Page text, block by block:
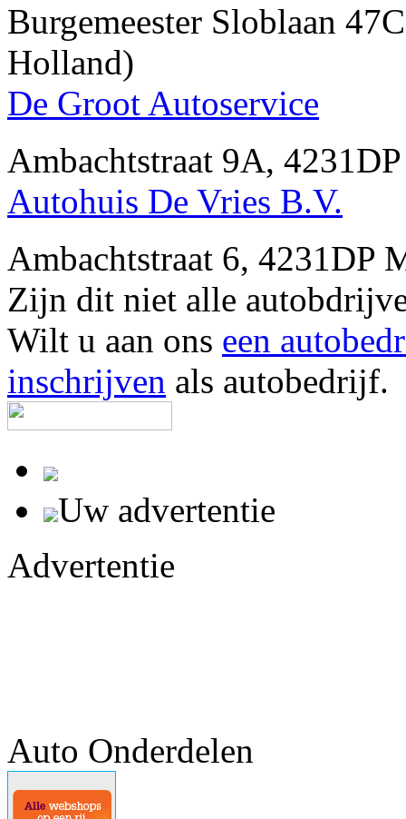
Burgemeester Sloblaan
Holland)
De Groot Autoservice
Ambachtstraat 9A,
Autohuis De Vries B.V.
Ambachtstraat 6,
Zijn dit niet alle
Wilt u aan ons een
inschrijven als autobedrijf.
Uw advertentie
Advertentie
Auto Onderdelen